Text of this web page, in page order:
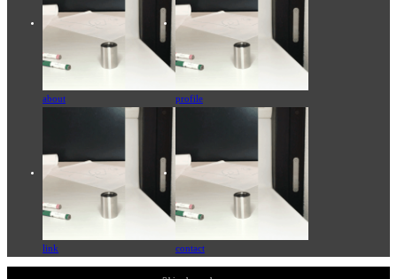
about profile
link contact